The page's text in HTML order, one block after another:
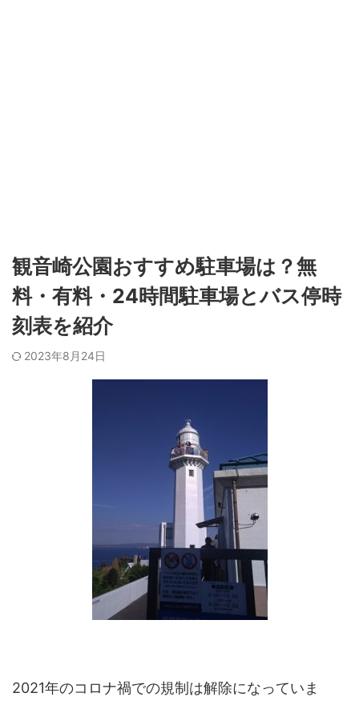
観音崎公園おすすめ駐車場は？無
料・有料・24時間駐車場とバス停時
刻表を紹介
2023年8月24日
2021年のコロナ禍での規制は解除になっていま